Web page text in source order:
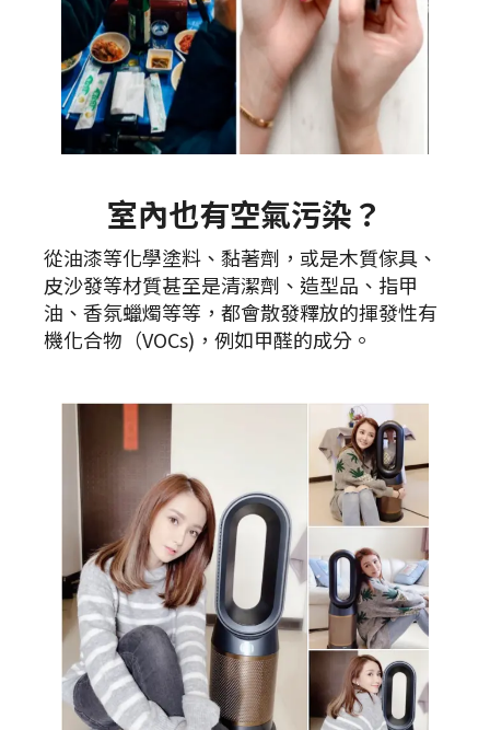
室內也有空氣污染？
從油漆等化學塗料、黏著劑，或是木質傢具、
皮沙發等材質甚至是清潔劑、造型品、指甲
油、香氛蠟燭等等，都會散發釋放的揮發性有
機化合物（VOCs)，例如甲醛的成分。